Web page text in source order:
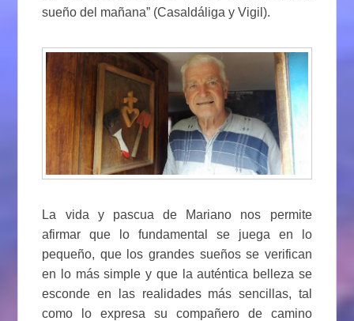
sueño del mañana” (Casaldáliga y Vigil).
La vida y pascua de Mariano nos permite
afirmar que lo fundamental se juega en lo
pequeño, que los grandes sueños se verifican
en lo más simple y que la auténtica belleza se
esconde en las realidades más sencillas, tal
como lo expresa su compañero de camino